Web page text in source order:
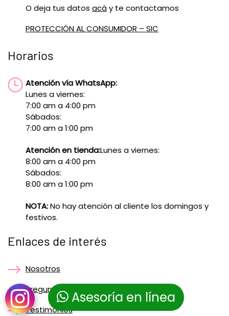
Asesoría en línea
O deja tus datos acáy te contactamos
PROTECCIÓN AL CONSUMIDOR – SIC
Horarios
Atención vía WhatsApp:
Lunes a viernes:
7:00 am a 4:00 pm
Sábados:
7:00 am a 1:00 pm
Atención en tienda:Lunes a viernes:
8:00 am a 4:00 pm
Sábados:
8:00 am a 1:00 pm
NOTA:No hay atención al cliente los domingos y
festivos.
Enlaces de interés
Nosotros
Preguntas frecuentes
Testimonios